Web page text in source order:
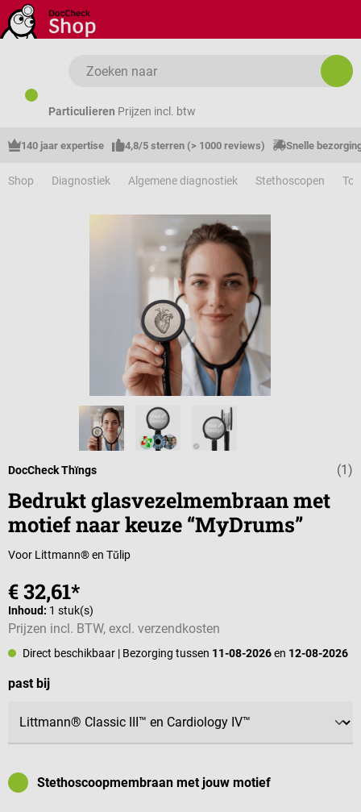
Ga naar de hoofdinhoud
Particulieren Prijzen incl. btw
140 jaar expertise 4,8/5 sterren (> 1000 reviews) Snelle
Shop Diagnostiek Algemene diagnostiek Stethoscopen
Gemiddelde
(1)
DocCheck Thïngs
Bedrukt glasvezelmembraan met
motief naar keuze “MyDrums”
Voor Littmann® en Tŭlip
€ 32,61*
Inhoud: 1 stuk(s)
Prijzen incl. BTW, excl. verzendkosten
Direct beschikbaar | Bezorging tussen 11-08-2026en 12-08-2026
Selecteer
past bij
Stethoscoopmembraan met jouw motief